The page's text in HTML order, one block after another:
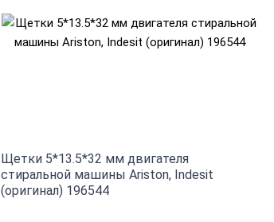
Щетки 5*13.5*32 мм двигателя
стиральной машины Ariston, Indesit
(оригинал) 196544